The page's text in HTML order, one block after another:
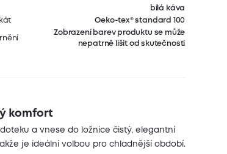
bílá káva
Oeko-tex® standard 100
Zobrazení barev produktu se může
nepatrně lišit od skutečnosti
komfort
a vnese do ložnice čistý, elegantní
je ideální volbou pro chladnější období.